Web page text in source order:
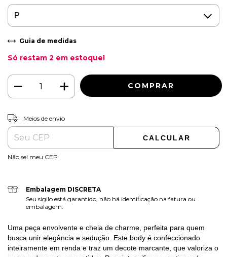
Guia de medidas
Só restam 2 em estoque!
Entregas para o CEP:
Meios de envio
CALCULAR
Não sei meu CEP
Embalagem DISCRETA
Seu sigilo está garantido, não há identificação na fatura ou
embalagem.
Uma peça envolvente e cheia de charme, perfeita para quem
busca unir elegância e sedução. Este body é confeccionado
inteiramente em renda e traz um decote marcante, que valoriza o